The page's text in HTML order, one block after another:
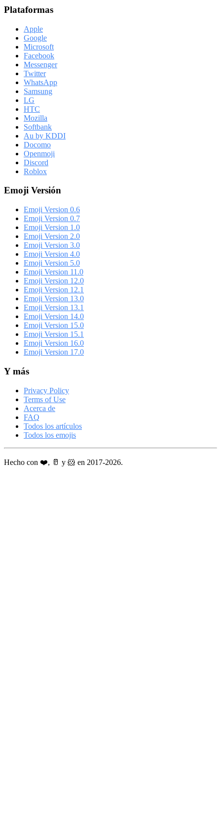
Plataformas
Apple
Google
Microsoft
Facebook
Messenger
Twitter
WhatsApp
Samsung
LG
HTC
Mozilla
Softbank
Au by KDDI
Docomo
Openmoji
Discord
Roblox
Emoji Versión
Emoji Version 0.6
Emoji Version 0.7
Emoji Version 1.0
Emoji Version 2.0
Emoji Version 3.0
Emoji Version 4.0
Emoji Version 5.0
Emoji Version 11.0
Emoji Version 12.0
Emoji Version 12.1
Emoji Version 13.0
Emoji Version 13.1
Emoji Version 14.0
Emoji Version 15.0
Emoji Version 15.1
Emoji Version 16.0
Emoji Version 17.0
Y más
Privacy Policy
Terms of Use
Acerca de
FAQ
Todos los artículos
Todos los emojis
Hecho con ❤️, 🥛 y 🐹 en 2017-2026.